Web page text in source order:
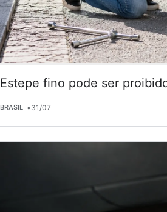
Estepe fino pode ser
BRASIL •31/07